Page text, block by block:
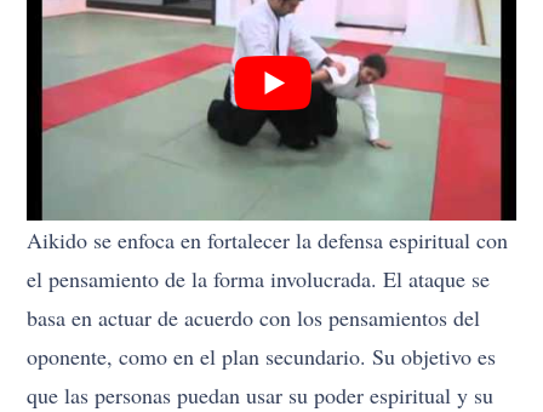
Aikido se enfoca en fortalecer la defensa espiritual con
el pensamiento de la forma involucrada. El ataque se
basa en actuar de acuerdo con los pensamientos del
oponente, como en el plan secundario. Su objetivo es
que las personas puedan usar su poder espiritual y su